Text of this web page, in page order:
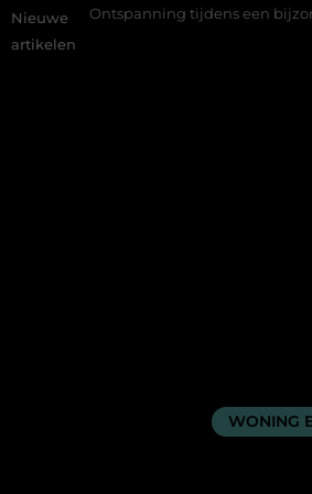
Nieuwe
artikelen
tijdens een bijzondere periode
WONING